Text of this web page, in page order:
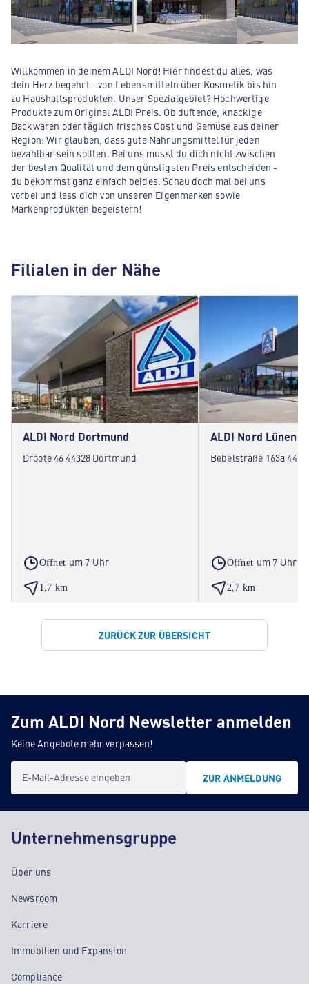
Willkommen in deinem ALDI Nord! Hier findest du alles, was
dein Herz begehrt - von Lebensmitteln über Kosmetik bis hin
zu Haushaltsprodukten. Unser Spezialgebiet? Hochwertige
Produkte zum Original ALDI Preis. Ob duftende, knackige
Backwaren oder täglich frisches Obst und Gemüse aus deiner
Region: Wir glauben, dass gute Nahrungsmittel für jeden
bezahlbar sein sollten. Bei uns musst du dich nicht zwischen
der besten Qualität und dem günstigsten Preis entscheiden -
du bekommst ganz einfach beides. Schau doch mal bei uns
vorbei und lass dich von unseren Eigenmarken sowie
Markenprodukten begeistern!
Filialen in der Nähe
ALDI Nord Dortmund
Droote 46 44328 Dortmund
Öffnet um 7 Uhr
1,7 km
ALDI Nord Lünen
Bebelstraße 163a
Öffnet um 7 Uhr
2,7 km
ZURÜCK ZUR ÜBERSICHT
Zum ALDI Nord Newsletter anmelden
Keine Angebote mehr verpassen!
E-Mail-Adresse eingeben ZUR ANMELDUNG
Unternehmensgruppe
Über uns
Newsroom
Karriere
Immobilien und Expansion
Compliance